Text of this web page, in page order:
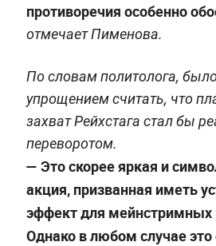
противоречия особенно
отмечает Пименова.
По словам политолога,
упрощением считать, что
захват Рейхстага стал бы
переворотом.
— Это скорее яркая и
акция, призванная иметь
эффект для мейнстримных
Однако в любом случае